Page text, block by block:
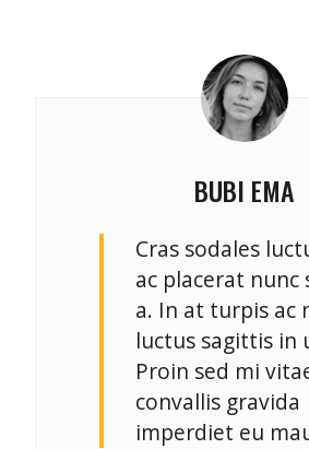
BUBI EMA
Cras sodales
ac placerat nunc
a. In at turpis ac
luctus sagittis in
Proin sed mi
convallis gravida
imperdiet eu